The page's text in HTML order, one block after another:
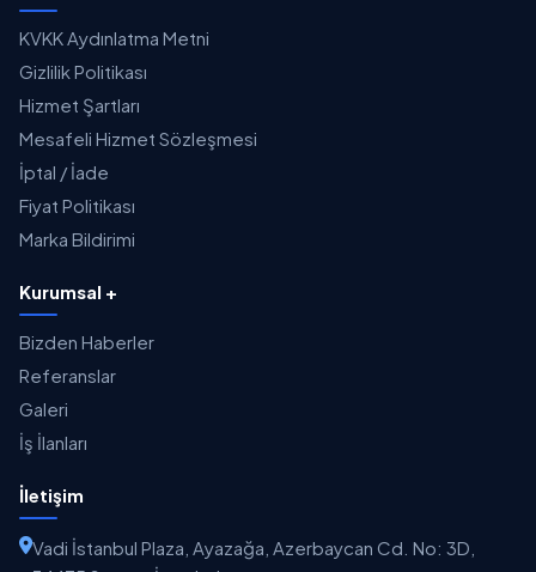
KVKK Aydınlatma Metni
Gizlilik Politikası
Hizmet Şartları
Mesafeli Hizmet Sözleşmesi
İptal / İade
Fiyat Politikası
Marka Bildirimi
Kurumsal +
Bizden Haberler
Referanslar
Galeri
İş İlanları
İletişim
Vadi İstanbul Plaza, Ayazağa, Azerbaycan Cd. No: 3D,